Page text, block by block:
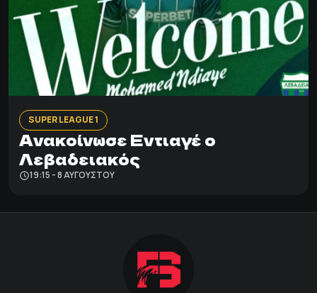
SUPER LEAGUE 1
Ανακοίνωσε Εντιαγέ ο
Λεβαδειακός
19:15 - 8 ΑΥΓΟΎΣΤΟΥ